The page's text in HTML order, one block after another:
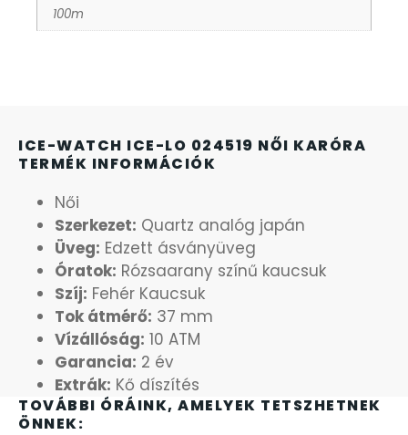
100m
TOVÁBBI ÓRÁINK, AMELYEK TETSZHETNEK
ÖNNEK:
ICE-WATCH ICE-LO 024519 NŐI KARÓRA
TERMÉK INFORMÁCIÓK
Női
Szerkezet: Quartz analóg japán
Üveg: Edzett ásványüveg
Óratok: Rózsaarany színű kaucsuk
Szíj: Fehér Kaucsuk
Tok átmérő: 37 mm
Vízállóság: 10 ATM
Garancia: 2 év
Extrák: Kő díszítés
MASERATI
OKOSÓRÁK
ÖNGYÚJTÓK
ÓRAFORGATÓK
ÓRÁS GÉPEK
ÓRATARTÓ DOBOZOK
ORIENT